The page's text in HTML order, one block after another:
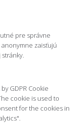
pre správne
zaisťujú
GDPR Cookie
cookie is used to
for the cookies in